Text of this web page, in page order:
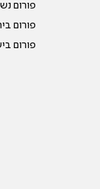
פורום
פורום
פורום